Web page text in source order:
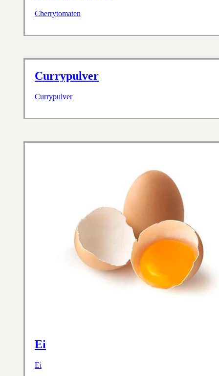
Cherrytomaten
Currypulver
Currypulver
Ei
Ei